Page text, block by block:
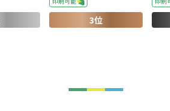
3位